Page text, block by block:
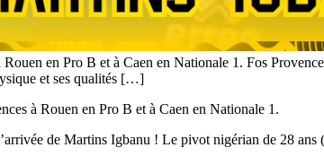
en Pro B et à Caen en Nationale 1. Fos
et ses qualités […]
à Rouen en Pro B et à Caen en Nationale 1.
de Martins Igbanu ! Le pivot nigérian de 28